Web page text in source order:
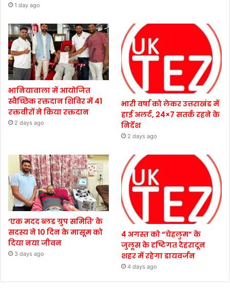
1 day ago
भानियावाला में आयोजित
स्वैच्छिक रक्तदान शिविर में 41
रक्तवीरों ने किया रक्तदान
2 days ago
भारी वर्षा को लेकर उत्तराखंड में
हाई अलर्ट, 24×7 सतर्क रहने के
निर्देश
2 days ago
‘एक मदद ब्लड ग्रुप समिति’ के
सदस्य ने 10 दिन के मासूम को
दिया नया जीवन
3 days ago
4 अगस्त को “चेहलुम” के
जुलूस के दृष्टिगत देहरादून
शहर में रहेगा डायवर्जन
4 days ago